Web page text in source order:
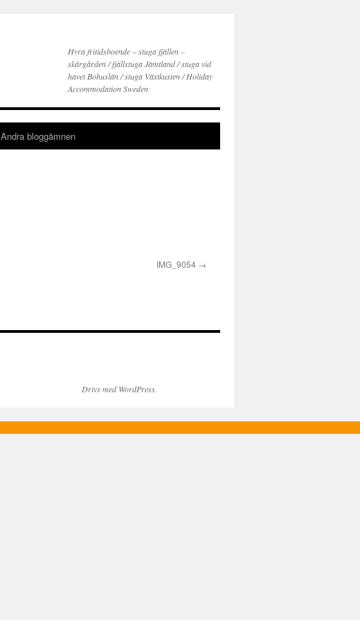
Hyra fritidsboende – stuga fjällen –
skärgården / fjällstuga Jämtland / stuga vid
havet Bohuslän / stuga Västkusten / Holiday
Accommodation Sweden
Andra bloggämnen
IMG_9054
Drivs med WordPress.